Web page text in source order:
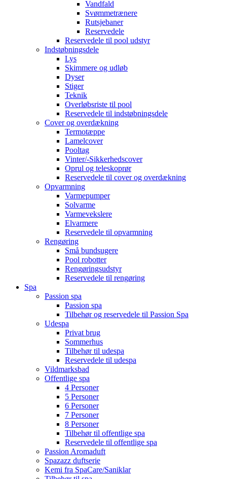
Vandfald
Svømmetrænere
Rutsjebaner
Reservedele
Reservedele til pool udstyr
Indstøbningsdele
Lys
Skimmere og udløb
Dyser
Stiger
Teknik
Overløbsriste til pool
Reservedele til indstøbningsdele
Cover og overdækning
Termotæppe
Lamelcover
Pooltag
Vinter/-Sikkerhedscover
Oprul og teleskoprør
Reservedele til cover og overdækning
Opvarmning
Varmepumper
Solvarme
Varmevekslere
Elvarmere
Reservedele til opvarmning
Rengøring
Små bundsugere
Pool robotter
Rengøringsudstyr
Reservedele til rengøring
Spa
Passion spa
Passion spa
Tilbehør og reservedele til Passion Spa
Udespa
Privat brug
Sommerhus
Tilbehør til udespa
Reservedele til udespa
Vildmarksbad
Offentlige spa
4 Personer
5 Personer
6 Personer
7 Personer
8 Personer
Tilbehør til offentlige spa
Reservedele til offentlige spa
Passion Aromaduft
Spazazz duftserie
Kemi fra SpaCare/Saniklar